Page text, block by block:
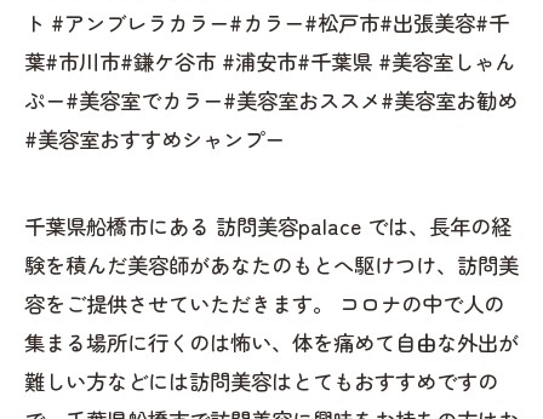
ト #アンブレラカラー#カラー#松戸市#出張美容#千
葉#市川市#鎌ケ谷市 #浦安市#千葉県 #美容室しゃん
ぷー#美容室でカラー#美容室おススメ#美容室お勧め
#美容室おすすめシャンプー
千葉県船橋市にある 訪問美容palace では、長年の経
験を積んだ美容師があなたのもとへ駆けつけ、訪問美
容をご提供させていただきます。 コロナの中で人の
集まる場所に行くのは怖い、体を痛めて自由な外出が
難しい方などには訪問美容はとてもおすすめですの